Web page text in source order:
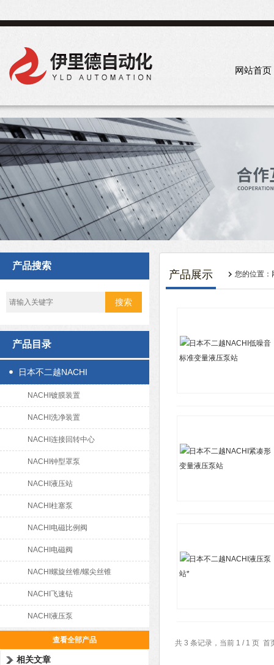
网站首页
产品搜索
产品目录
日本不二越NACHI
NACHI镀膜装置
NACHI洗净装置
NACHI连接回转中心
NACHI钟型罩泵
NACHI液压站
NACHI柱塞泵
NACHI电磁比例阀
NACHI电磁阀
NACHI螺旋丝锥/螺尖丝锥
NACHI飞速钻
NACHI液压泵
查看全部产品
相关文章
产品展示 您的位置：
共 3 条记录，当前 1 / 1 页